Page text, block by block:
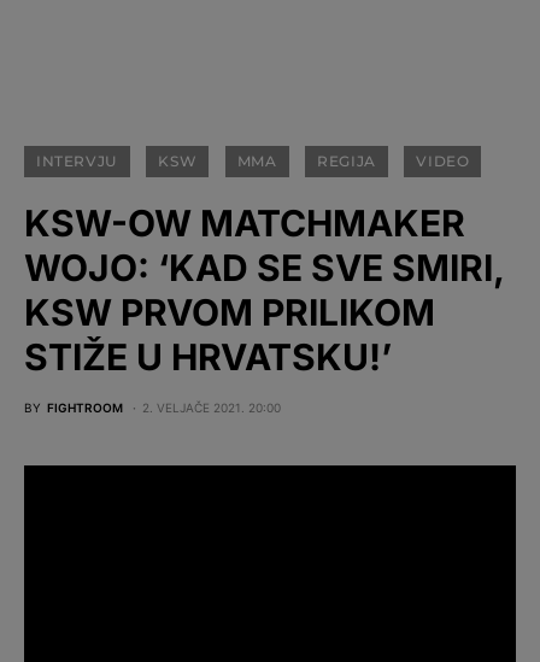
INTERVJU KSW MMA REGIJA VIDEO
KSW-OW MATCHMAKER
WOJO: ‘KAD SE SVE SMIRI,
KSW PRVOM PRILIKOM
STIŽE U HRVATSKU!’
BY FIGHTROOM 2. VELJAČE 2021. 20:00